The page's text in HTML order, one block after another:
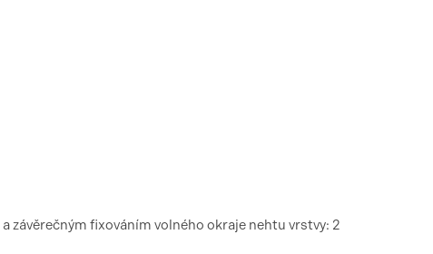
závěrečným fixováním volného okraje nehtu vrstvy: 2